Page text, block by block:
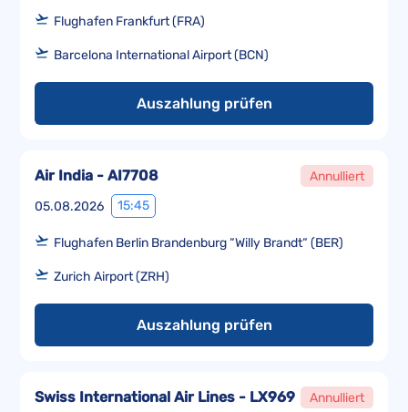
Flughafen Frankfurt (FRA)
Barcelona International Airport (BCN)
Auszahlung prüfen
05.08.2026 15:45
Air India - AI7708 Annulliert
Flughafen Berlin Brandenburg “Willy Brandt“ (BER)
Zurich Airport (ZRH)
Auszahlung prüfen
Swiss International Air Lines - LX969 Annulliert